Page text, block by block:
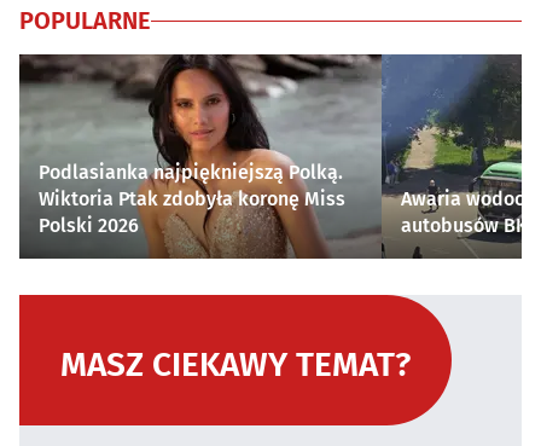
POPULARNE
Podlasianka najpiękniejszą Polką.
Wiktoria Ptak zdobyła koronę Miss
Polski 2026
Awaria
autobusów
MASZ CIEKAWY TEMAT?